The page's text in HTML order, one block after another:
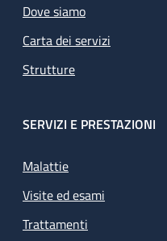
Dove siamo
Carta dei servizi
Strutture
SERVIZI E PRESTAZIONI
Malattie
Visite ed esami
Trattamenti